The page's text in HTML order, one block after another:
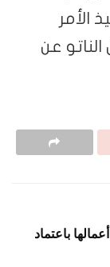
الأمر
عن
باعتماد